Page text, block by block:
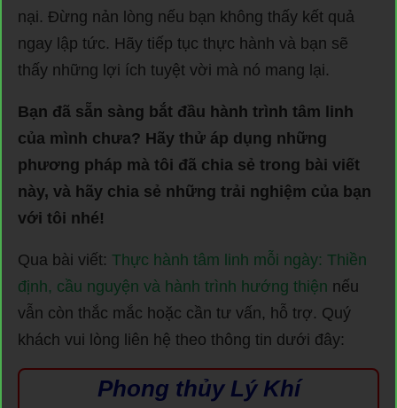
nại. Đừng nản lòng nếu bạn không thấy kết quả
ngay lập tức. Hãy tiếp tục thực hành và bạn sẽ
thấy những lợi ích tuyệt vời mà nó mang lại.
Bạn đã sẵn sàng bắt đầu hành trình tâm linh
của mình chưa? Hãy thử áp dụng những
phương pháp mà tôi đã chia sẻ trong bài viết
này, và hãy chia sẻ những trải nghiệm của bạn
với tôi nhé!
Qua bài viết: Thực hành tâm linh mỗi ngày: Thiền
định, cầu nguyện và hành trình hướng thiện nếu
vẫn còn thắc mắc hoặc cần tư vấn, hỗ trợ. Quý
khách vui lòng liên hệ theo thông tin dưới đây:
Phong thủy Lý Khí